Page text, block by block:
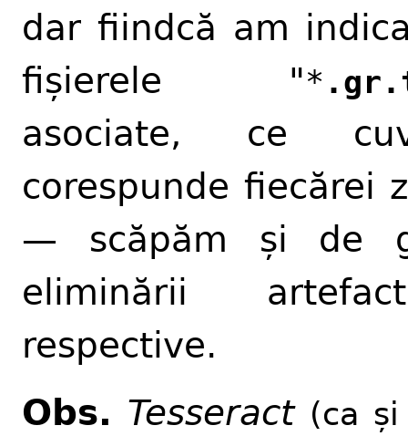
dar fiindcă am
fișierele "*
asociate, ce
corespunde fiecărei
— scăpăm și de
eliminării
respective.
Obs. Tesseract (ca